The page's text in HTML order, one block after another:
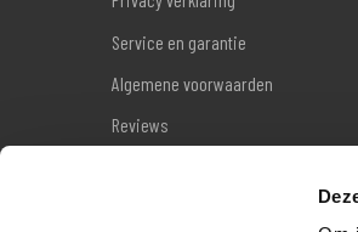
Service en garantie
Algemene voorwaarden
Reviews